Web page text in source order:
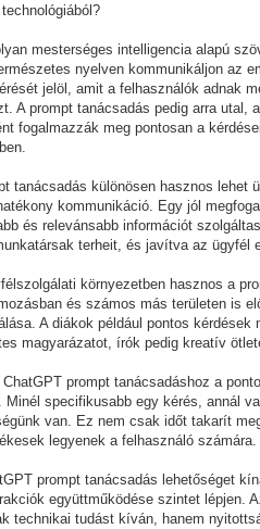
mesterséges intelligencia alapú
nyelven kommunikáljon az
jelöl, amit a felhasználók adnak
A prompt tanácsadás pedig arra utal,
fogalmazzák meg pontosan a
tanácsadás különösen hasznos lehet
kommunikáció. Egy jól
és relevánsabb információt
terheit, és javítva az ügyfél
környezetben hasznos a
és számos más területen is
A diákok például pontos kérdések
magyarázatot, írók pedig kreatív
prompt tanácsadáshoz a
Minél specifikusabb egy kérés, annál
van. Ez nem csak időt takarít
legyenek a felhasználó számára.
prompt tanácsadás lehetőséget
együttműködése szintet lépjen.
technikai tudást kíván, hanem